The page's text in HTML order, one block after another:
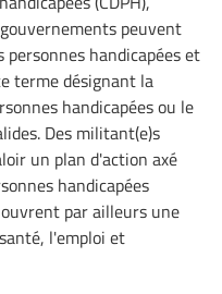
peuvent
personnes handicapées et
terme désignant la
handicapées ou le
Des militant(e)s
un plan d'action axé
handicapées
par ailleurs une
l'emploi et